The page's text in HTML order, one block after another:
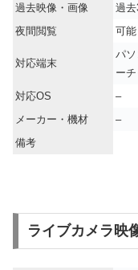
過去映像・画像
過
夜間閲覧
可能
対応端末
パ
ー
対応OS
–
メーカー・機材
–
備考
ライブカメラ映